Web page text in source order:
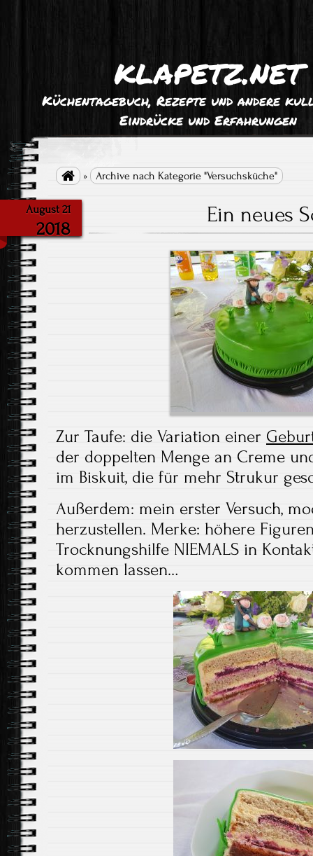
klapetz.net
Küchentagebuch, Rezepte und andere
Eindrücke und Erfahrungen
 » Archive nach Kategorie "Versuchsküche"
August 21
2018
Ein neues
Zur Taufe: die Variation einer
der doppelten Menge an Creme
im Biskuit, die für mehr Strukur
Außerdem: mein erster Versuch,
herzustellen. Merke: höhere
Trocknungshilfe NIEMALS in
kommen lassen…